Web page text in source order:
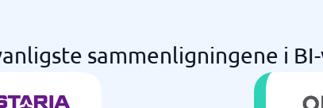
sammenligningene i